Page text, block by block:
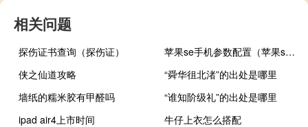
相关问题
探伤证书查询（探伤证）
苹果se手机参数配置（苹果se配置）
侠之仙道攻略
“舜华徂北渚”的出处是哪里
墙纸的糯米胶有甲醛吗
“谁知阶级礼”的出处是哪里
ipad air4上市时间
牛仔上衣怎么搭配